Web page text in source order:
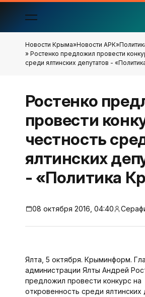
Новости Крыма»Новости АРК»
» Ростенко предложил провести
среди ялтинских депутатов -
Ростенко
провести
честность
ялтинских
- «Политика
08 октября 2016, 04:40
Ялта, 5 октября. Крыминформ.
администрации Ялты Андрей
предложил провести конкурс на
откровенность среди ялтинских